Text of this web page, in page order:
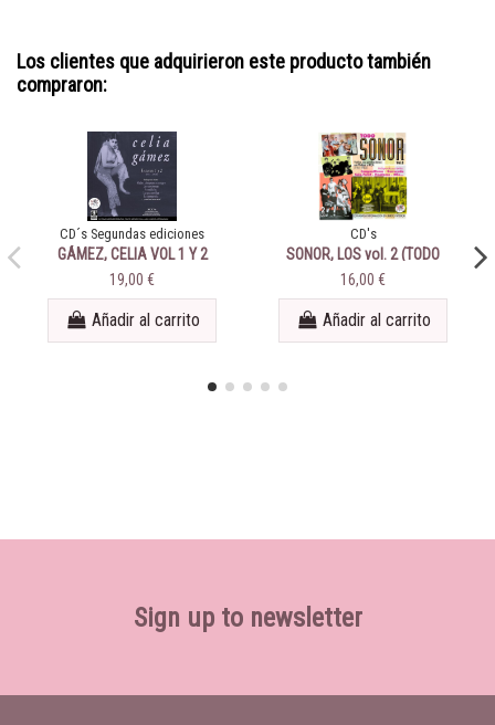
Los clientes que adquirieron este producto también
compraron:
CD´s Segundas ediciones
GÁMEZ, CELIA VOL 1 Y 2
(1927-1930)
19,00 €
Añadir al carrito
CD's
SONOR, LOS vol. 2 (TODO
SONOR)
16,00 €
Añadir al carrito
Sign up to newsletter